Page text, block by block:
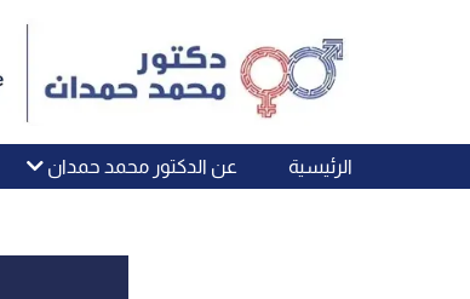
الرئيسية عن الدكتور محمد حمدان